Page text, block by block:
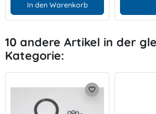
In den Warenkorb
10 andere Artikel in der
Kategorie:
favorite_border